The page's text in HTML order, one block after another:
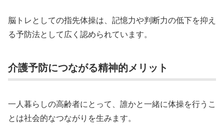
脳トレとしての指先体操は、記憶力や判断力の低下を抑え
る予防法として広く認められています。
介護予防につながる精神的メリット
一人暮らしの高齢者にとって、誰かと一緒に体操を行うこ
とは社会的なつながりを生みます。